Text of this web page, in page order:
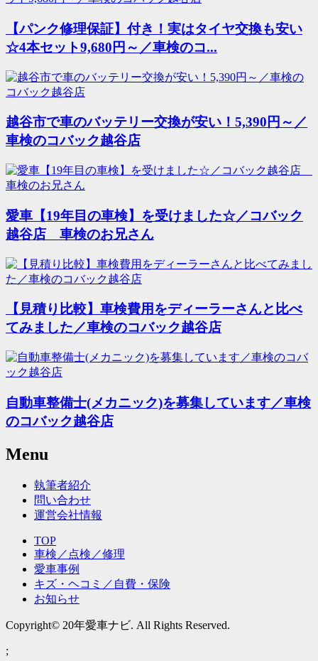
【パンク修理保証】付き！実はタイヤ交換も安い
☆4本セット9,680円～／車検のコ...
越谷市で車のバッテリー交換が安い！5,390円～／
車検のコバック越谷店
愛車【19年目の車検】を受けました☆／コバック
越谷店 車検のお兄さん
【見積り比較】車検費用をディーラーさんと比べ
てみました／車検のコバック越谷店
自動車整備士(メカニック)を募集しています／車検
のコバック越谷店
Menu
執筆者紹介
問い合わせ
運営会社情報
TOP
車検／点検／修理
愛車事例
キズ・ヘコミ／自費・保険
お知らせ
Copyright© 20年愛車ナビ. All Rights Reserved.
;